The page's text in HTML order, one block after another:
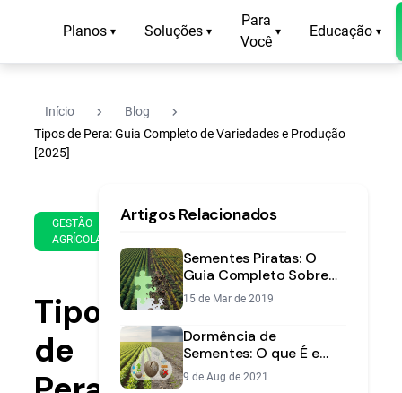
Planos ▾ Soluções ▾
Para
Você
▾ Educação ▾
Início navigate_next Blog navigate_next
Tipos de Pera: Guia Completo de Variedades e Produção
[2025]
GESTÃO
AGRÍCOLA
de
de
2025
min
leitura
Tipos
de
Artigos Relacionados
Sementes Piratas: O
Guia Completo Sobre
Riscos e Como Evitar
Prejuízos
15 de Mar de 2019
Dormência de
Sementes: O que É e
Como Superar na
Lavoura
9 de Aug de 2021